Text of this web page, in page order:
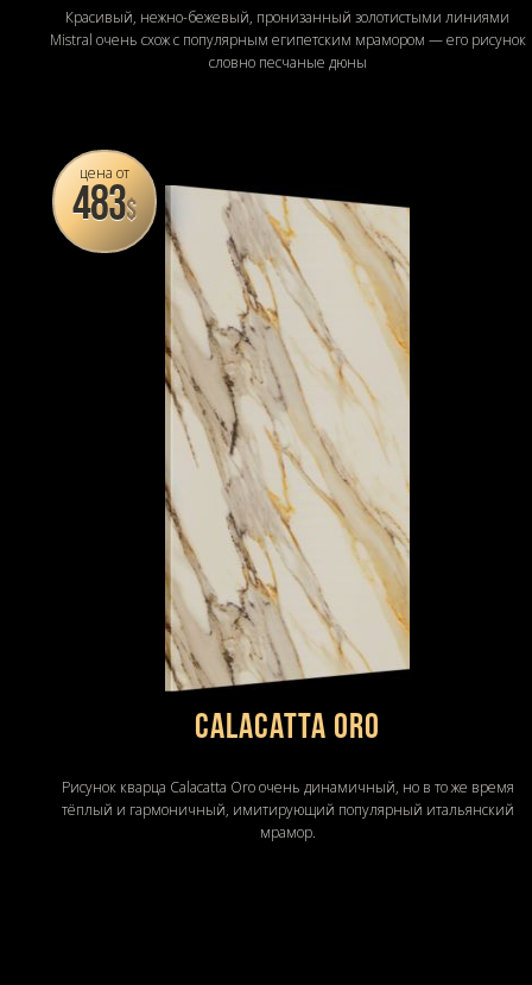
Красивый, нежно-бежевый, пронизанный золотистыми линиями
Mistral очень схож с популярным египетским мрамором — его рисунок
словно песчаные дюны
цена от
483$
Calacatta Oro
Рисунок кварца Calacatta Oro очень динамичный, но в то же время
тёплый и гармоничный, имитирующий популярный итальянский
мрамор.